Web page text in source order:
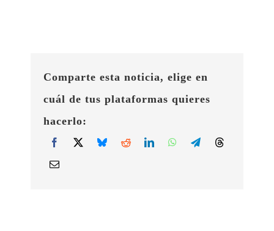
Comparte esta noticia, elige en
cuál de tus plataformas quieres
hacerlo: